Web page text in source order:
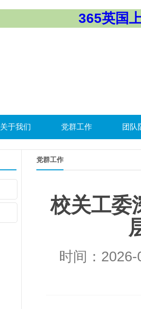
365英国
关于我们 党群工作 团队
党群工作
校关工委
时间：2026-